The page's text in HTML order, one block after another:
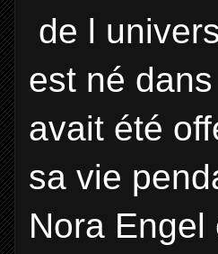
de l
est né
avait été
sa vie
Nora